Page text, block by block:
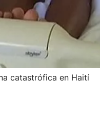
catastrófica en Haití